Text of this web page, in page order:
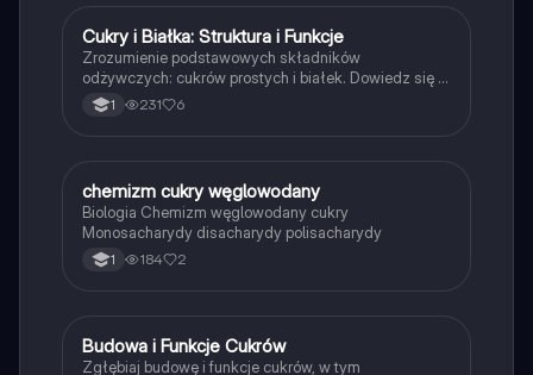
Biologia
Cukry i Białka: Struktura i Funkcje
Zrozumienie podstawowych składników
odżywczych: cukrów prostych i białek. Dowiedz się o
strukturze monosacharydów, polisacharydów oraz
organizacji białek, w tym roli aminokwasów i ich
1 231 6
Biologia
chemizm cukry węglowodany
Biologia Chemizm węglowodany cukry
Monosacharydy disacharydy polisacharydy
1 184 2
Biologia
Budowa i Funkcje Cukrów
Zgłębiaj budowę i funkcje cukrów, w tym